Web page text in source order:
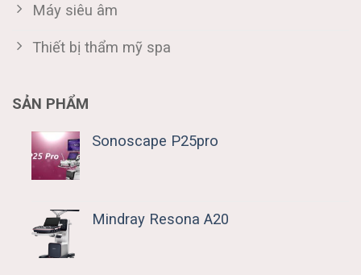
Máy siêu âm
Thiết bị thẩm mỹ spa
SẢN PHẨM
Sonoscape P25pro
Mindray Resona A20